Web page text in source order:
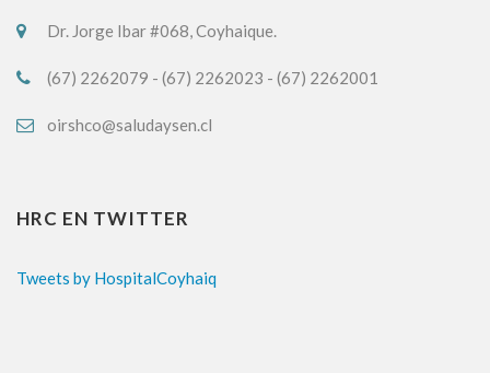
Dr. Jorge Ibar #068, Coyhaique.
(67) 2262079 - (67) 2262023 - (67) 2262001
oirshco@saludaysen.cl
HRC EN TWITTER
Tweets by HospitalCoyhaiq